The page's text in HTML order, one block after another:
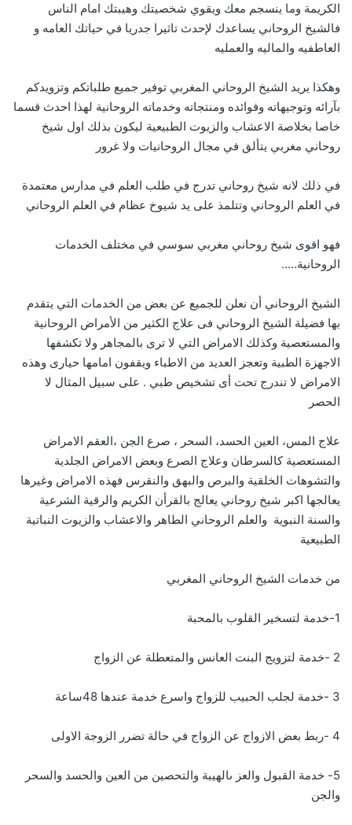
الكريمة وما ينسجم معك ويقوي شخصيتك وهيبتك امام الناس
فالشيخ الروحاني يساعدك لإحدث تاثيرا جدريا في حياتك العامه و
العاطفيه والماليه والعمليه
وهكذا يريد الشيخ الروحاني المغربي توفير جميع طلباتكم وتزويدكم
بآرائه وتوجيهاته وفوائده ومنتجاته وخدماته الروحانية لهذا احدث قسما
خاصا بخلاصة الاعشاب والزيوت الطبيعية ليكون بذلك اول شيخ
روحاني مغربي يتألق في مجال الروحانيات ولا غرور
في ذلك لانه شيخ روحاني تدرج في طلب العلم في مدارس معتمدة
في العلم الروحاني وتتلمذ على يد شيوخ عظام في العلم الروحاني
فهو اقوى شيخ روحاني مغربي سوسي في مختلف الخدمات
الروحانية…..
الشيخ الروحاني أن نعلن للجميع عن بعض من الخدمات التي يتقدم
بها فضيلة الشيخ الروحاني فى علاج الكثير من الأمراض الروحانية
والمستعصية وكذلك الامراض التي لا ترى بالمجاهر ولا تكشفها
الاجهزة الطبية وتعجز العديد من الاطباء ويقفون امامها حيارى وهذه
الامراض لا تندرج تحت أى تشخيص طبي . على سبيل المثال لا
الحصر
علاج المس، العين الحسد، السحر ، صرع الجن ،العقم الامراض
المستعصية كالسرطان وعلاج الصرع وبعض الامراض الجلدية
والتشوهات الخلقية والبرص والبهق والنقرس فهذه الامراض وغيرها
يعالجها اكبر شيخ روحاني يعالج بالقرأن الكريم والرقية الشرعية
والسنة النبوية والعلم الروحاني الطاهر والاعشاب والزيوت النباتية
الطبيعية
من خدمات الشيخ الروحاني المغربي
1-خدمة لتسخير القلوب بالمحبة
2 -خدمة لتزويج البنت العانس والمتعطلة عن الزواج
3 -خدمة لجلب الحبيب للزواج واسرع خدمة عندها 48ساعة
4 -ربط بعض الازواج عن الزواج في حالة تضرر الزوجة الاولى
5- خدمة القبول والعز ىالهيبة والتحصين من العين والحسد والسحر
والجن